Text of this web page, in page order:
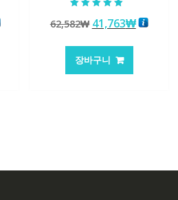
5.00
로 평가됨
62,582₩ 원
가
격:
41,763₩현
장바구니